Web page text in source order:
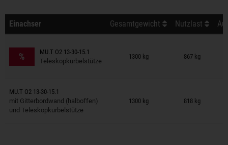
Einachser Gesamtgewicht Nutzlast
%
MU.T O2 13-30-15.1
Teleskopkurbelstütze
1300 kg 867 kg
Anhänger auf Merkzettel
MU.T O2 13-30-15.1
mit Gitterbordwand (halboffen)
und Teleskopkurbelstütze
1300 kg 818 kg
Anhänger auf Merkzettel